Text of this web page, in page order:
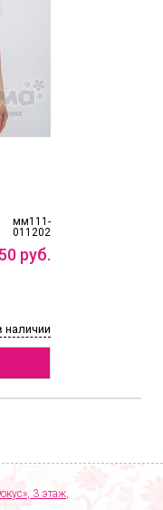
мм111-
011202
руб.
наличии
3 этаж,